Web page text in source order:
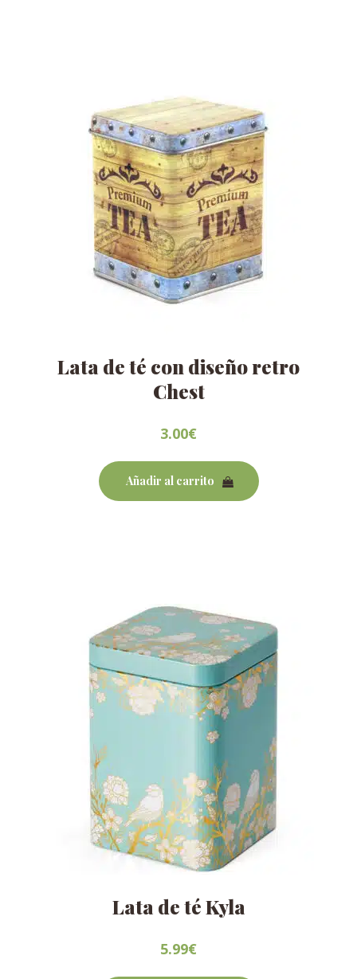
Lata de té con diseño retro
Chest
3.00€
Añadir al carrito
Lata de té Kyla
5.99€